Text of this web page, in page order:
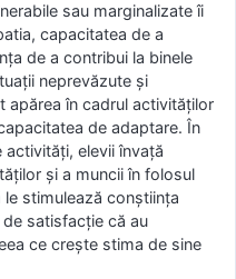
sau marginalizate îi
capacitatea de a
de a contribui la binele
neprevăzute și
apărea în cadrul activităților
de adaptare. În
elevii învață
și a muncii în folosul
stimulează conștiința
satisfacție că au
ce crește stima de sine